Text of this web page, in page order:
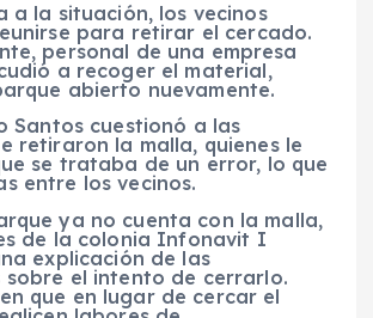
a la situación, los vecinos
para retirar el cercado.
personal de una empresa
a recoger el material,
abierto nuevamente.
Santos cuestionó a las
retiraron la malla, quienes le
se trataba de un error, lo que
entre los vecinos.
ya no cuenta con la malla,
de la colonia Infonavit I
explicación de las
el intento de cerrarlo.
que en lugar de cercar el